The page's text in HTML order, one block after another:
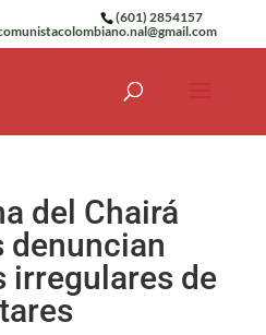
(601) 2854157
del Chairá
denuncian
irregulares de